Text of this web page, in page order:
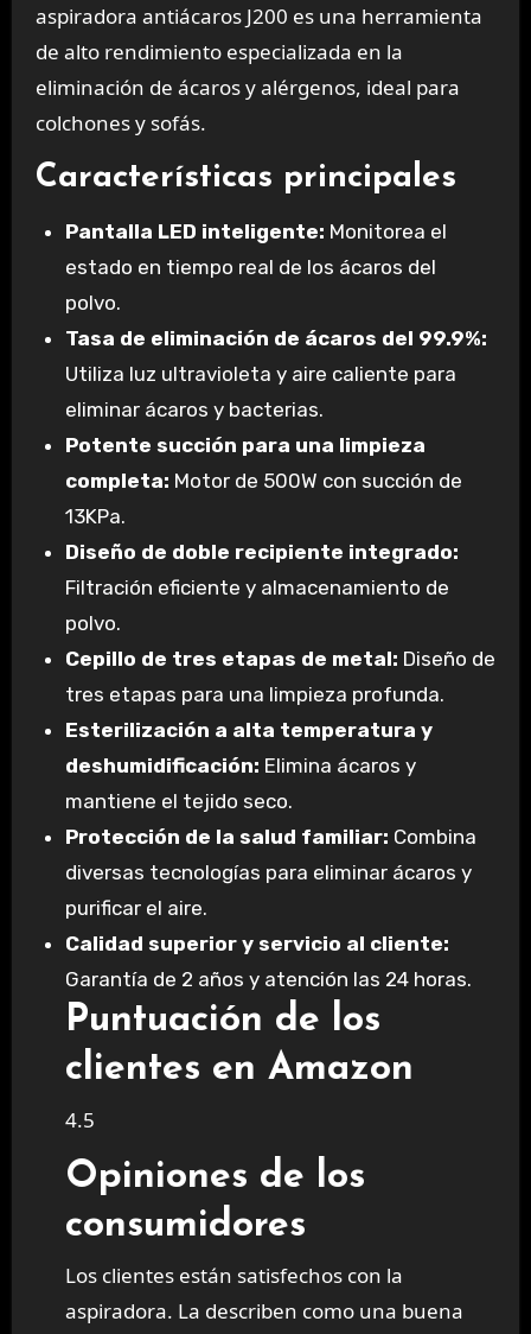
aspiradora antiácaros J200 es una herramienta
de alto rendimiento especializada en la
eliminación de ácaros y alérgenos, ideal para
colchones y sofás.
Características principales
Pantalla LED inteligente: Monitorea el
estado en tiempo real de los ácaros del
polvo.
Tasa de eliminación de ácaros del 99.9%:
Utiliza luz ultravioleta y aire caliente para
eliminar ácaros y bacterias.
Potente succión para una limpieza
completa: Motor de 500W con succión de
13KPa.
Diseño de doble recipiente integrado:
Filtración eficiente y almacenamiento de
polvo.
Cepillo de tres etapas de metal: Diseño de
tres etapas para una limpieza profunda.
Esterilización a alta temperatura y
deshumidificación: Elimina ácaros y
mantiene el tejido seco.
Protección de la salud familiar: Combina
diversas tecnologías para eliminar ácaros y
purificar el aire.
Calidad superior y servicio al cliente:
Garantía de 2 años y atención las 24 horas.
Puntuación de los
clientes en Amazon
4.5
Opiniones de los
consumidores
Los clientes están satisfechos con la
aspiradora. La describen como una buena